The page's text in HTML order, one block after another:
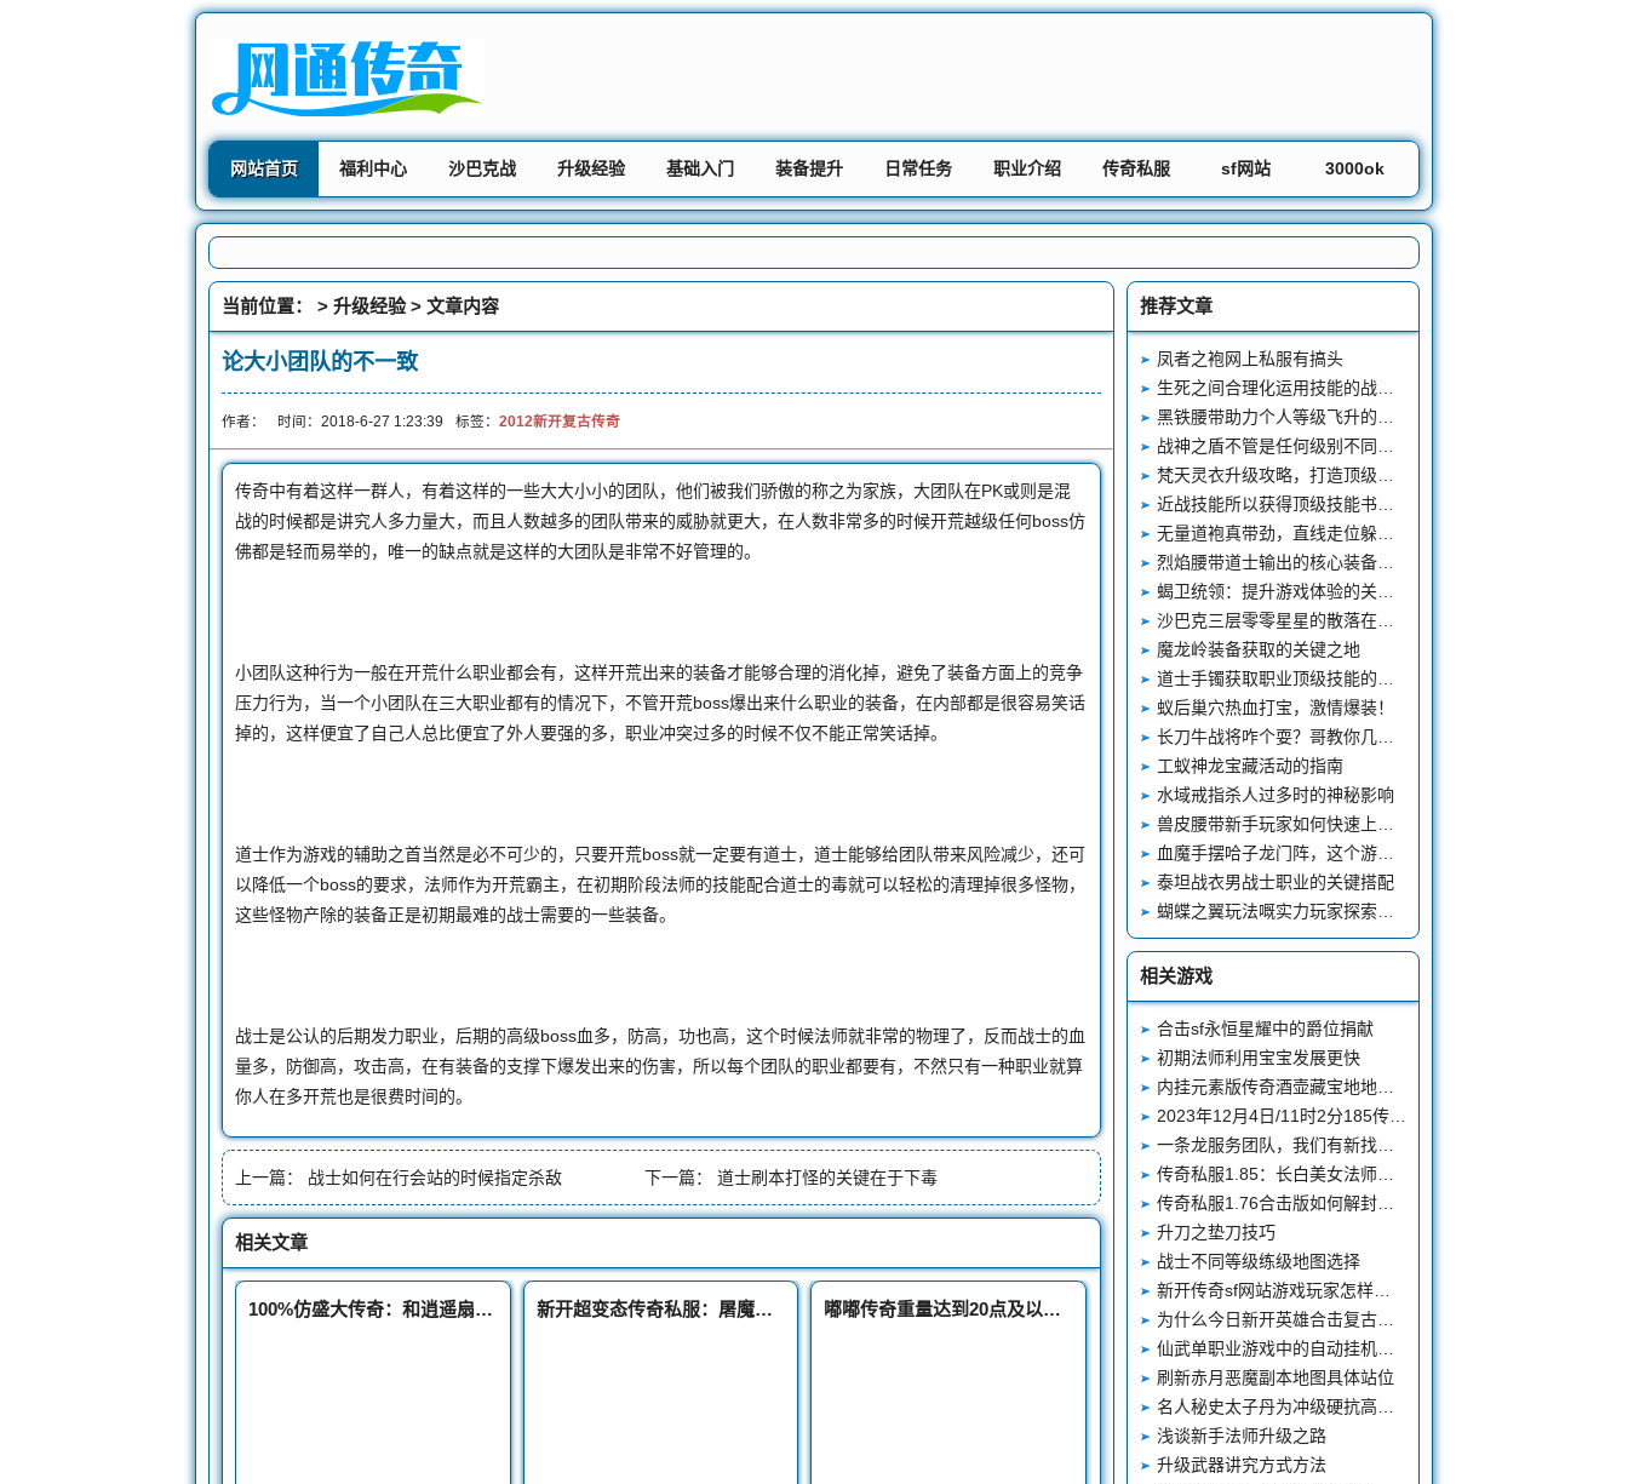
网站首页 福利中心 沙巴克战 升级经验 基础入门 装备提升 日常任务 职业介绍 传奇私服 sf网站 3000ok
当前位置： > 升级经验> 文章内容
论大小团队的不一致
作者： 时间：2018-6-27 1:23:39 标签： 2012新开复古传奇
传奇中有着这样一群人，有着这样的一些大大小小的团队，他们被我们骄傲的称之为家族，大团队在PK或则是混
战的时候都是讲究人多力量大，而且人数越多的团队带来的威胁就更大，在人数非常多的时候开荒越级任何boss仿
佛都是轻而易举的，唯一的缺点就是这样的大团队是非常不好管理的。
小团队这种行为一般在开荒什么职业都会有，这样开荒出来的装备才能够合理的消化掉，避免了装备方面上的竞争
压力行为，当一个小团队在三大职业都有的情况下，不管开荒boss爆出来什么职业的装备，在内部都是很容易笑话
掉的，这样便宜了自己人总比便宜了外人要强的多，职业冲突过多的时候不仅不能正常笑话掉。
道士作为游戏的辅助之首当然是必不可少的，只要开荒boss就一定要有道士，道士能够给团队带来风险减少，还可
以降低一个boss的要求，法师作为开荒霸主，在初期阶段法师的技能配合道士的毒就可以轻松的清理掉很多怪物，
这些怪物产除的装备正是初期最难的战士需要的一些装备。
战士是公认的后期发力职业，后期的高级boss血多，防高，功也高，这个时候法师就非常的物理了，反而战士的血
量多，防御高，攻击高，在有装备的支撑下爆发出来的伤害，所以每个团队的职业都要有，不然只有一种职业就算
你人在多开荒也是很费时间的。
上一篇： 战士如何在行会站的时候指定杀敌 下一篇： 道士刷本打怪的关键在于下毒
相关文章
100%仿盛大传奇：和逍遥扇最搭配的三种盔甲最好看的不是重装 新开超变态传奇私服：屠魔战场中类似魔龙教主的BOSS天之魔影巨人 嘟嘟传奇重量达到20点及以上的头盔有四顶最后两顶已绝版
推荐文章
凤者之袍网上私服有搞头
生死之间合理化运用技能的战斗艺术
近战技能所以获得顶级技能书的途径主要是攻击世界boss和参加一些副本任务
无量道袍真带劲，直线走位躲攻击！
烈焰腰带道士输出的核心装备战略
沙巴克三层零零星星的散落在了角落里面
魔龙岭装备获取的关键之地
蚁后巢穴热血打宝，激情爆装！
长刀牛战将咋个耍？哥教你几招，轻松打BOSS！
工蚁神龙宝藏活动的指南
水域戒指杀人过多时的神秘影响
血魔手摆哈子龙门阵，这个游戏到底有啥子门道
泰坦战衣男战士职业的关键搭配
蝴蝶之翼玩法嘅实力玩家探索嘅新天地
相关游戏
合击sf永恒星耀中的爵位捐献
初期法师利用宝宝发展更快
2023年12月4日/11时2分185传奇客户端下载
一条龙服务团队，我们有新找传奇私服任务了
传奇私服1.85：长白美女法师玩家枭雄老婆
传奇私服1.76合击版如何解封游戏中的顶级技能
升刀之垫刀技巧
战士不同等级练级地图选择
新开传奇sf网站游戏玩家怎样在货币基金失掉大量的经历
为什么今日新开英雄合击复古传奇一定要有PK
仙武单职业游戏中的自动挂机系统介绍
刷新赤月恶魔副本地图具体站位
名人秘史太子丹为冲级硬抗高烧退游可能和黑社会有关
浅谈新手法师升级之路
升级武器讲究方式方法